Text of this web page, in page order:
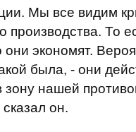
Мы все видим
производства. То
экономят.
была, - они
зону нашей
он.